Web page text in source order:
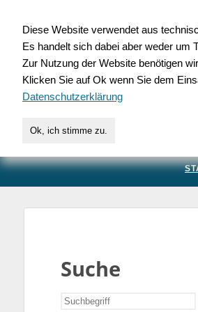
für
Suche
Diese Website verwendet aus
Es handelt sich dabei aber weder um
Zur Nutzung der Website benötigen
Klicken Sie auf Ok wenn Sie dem
Datenschutzerklärung
Ok, ich stimme zu.